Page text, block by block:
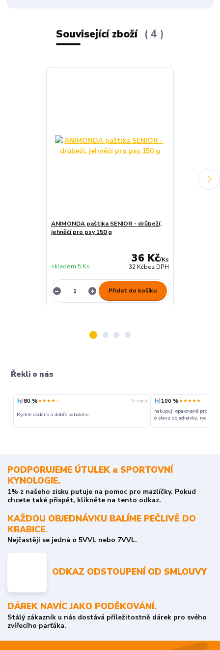
Související zboží 4
ANIMONDA paštika SENIOR - drůbeží,
jehněčí pro psy 150 g
36 Kč/Ks
32 Kčbez DPH
skladem 5 Ks
Přidat do košíku
Řekli o nás
80 %★★★★☆ 5. srpna
Rychle dodáno a dobře zabaleno.
100 %★★★★★
nakupuji opakovaně pro
o stavu objednávky, rychlost
PODPORUJEME ÚTULEK a SPORTOVNÍ
KYNOLOGIE.
1% z našeho zisku putuje na pomoc pro mazlíčky. Pokud
chcete také přispět, klikněte na tento odkaz.
KAŽDOU OBJEDNÁVKU BALÍME PEČLIVĚ DO
KRABICE.
Nejčastěji se jedná o 5VVL nebo 7VVL.
ODKAZ ODSTOUPENÍ OD SMLOUVY
DÁREK NAVÍC JAKO PODĚKOVÁNÍ.
Stálý zákazník u nás dostává příležitostně dárek pro svého
zvířecího parťáka.